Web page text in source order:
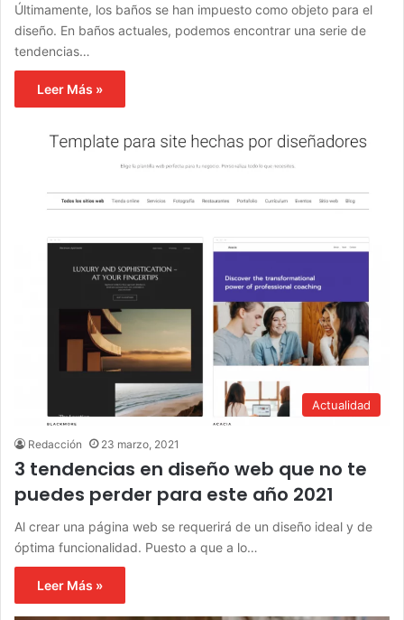
Últimamente, los baños se han impuesto como objeto para el
diseño. En baños actuales, podemos encontrar una serie de
tendencias…
Leer Más »
Actualidad
Redacción 23 marzo, 2021
3 tendencias en diseño web que no te
puedes perder para este año 2021
Al crear una página web se requerirá de un diseño ideal y de
óptima funcionalidad. Puesto a que a lo…
Leer Más »